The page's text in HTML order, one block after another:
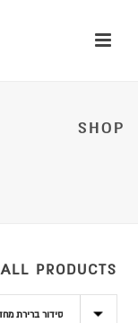
SHOP
ALL PRODUCTS